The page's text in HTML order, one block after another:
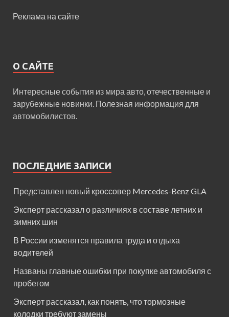
Реклама на сайте
О САЙТЕ
Интересные события из мира авто, отечественные и
зарубежные новинки. Полезная информация для
автомобилистов.
ПОСЛЕДНИЕ ЗАПИСИ
Представлен новый кроссовер Mercedes-Benz GLA
Эксперт рассказал о различиях в составе летних и
зимних шин
В России изменятся правила труда и отдыха
водителей
Названы главные ошибки при покупке автомобиля с
пробегом
Эксперт рассказал, как понять, что тормозные
колодки требуют замены